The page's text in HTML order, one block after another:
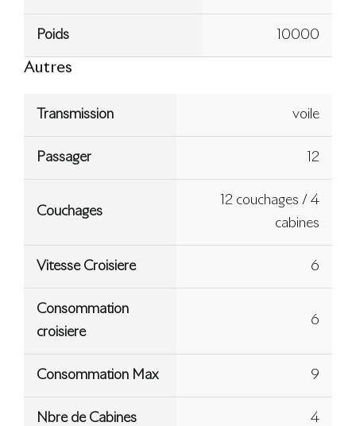
Poids 10000
Autres
Transmission voile
Passager 12
Couchages
12 couchages / 4
cabines
Vitesse Croisiere 6
Consommation
croisiere
6
Consommation Max 9
Nbre de Cabines 4